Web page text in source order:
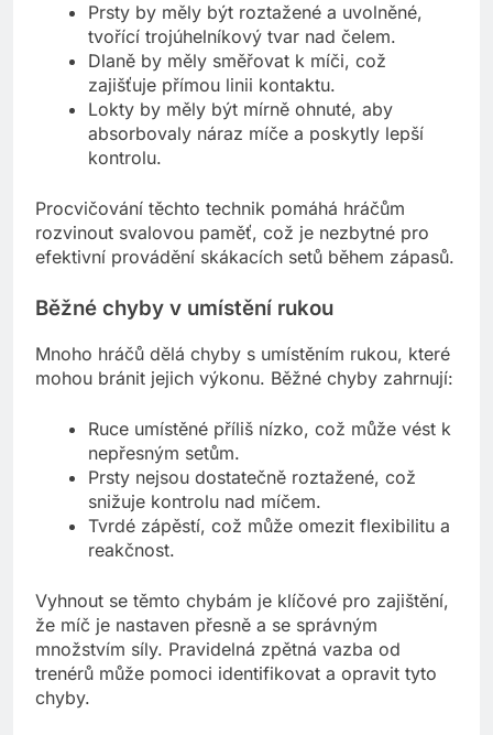
Prsty by měly být roztažené a uvolněné,
tvořící trojúhelníkový tvar nad čelem.
Dlaně by měly směřovat k míči, což
zajišťuje přímou linii kontaktu.
Lokty by měly být mírně ohnuté, aby
absorbovaly náraz míče a poskytly lepší
kontrolu.
Procvičování těchto technik pomáhá hráčům
rozvinout svalovou paměť, což je nezbytné pro
efektivní provádění skákacích setů během zápasů.
Běžné chyby v umístění rukou
Mnoho hráčů dělá chyby s umístěním rukou, které
mohou bránit jejich výkonu. Běžné chyby zahrnují:
Ruce umístěné příliš nízko, což může vést k
nepřesným setům.
Prsty nejsou dostatečně roztažené, což
snižuje kontrolu nad míčem.
Tvrdé zápěstí, což může omezit flexibilitu a
reakčnost.
Vyhnout se těmto chybám je klíčové pro zajištění,
že míč je nastaven přesně a se správným
množstvím síly. Pravidelná zpětná vazba od
trenérů může pomoci identifikovat a opravit tyto
chyby.